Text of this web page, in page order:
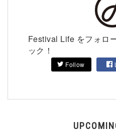
Festival Life をフォロ
ック！
Follow